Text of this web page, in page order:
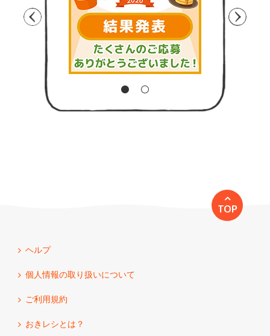
TOP
ヘルプ
個人情報の取り扱いについて
ご利用規約
おきレシとは？